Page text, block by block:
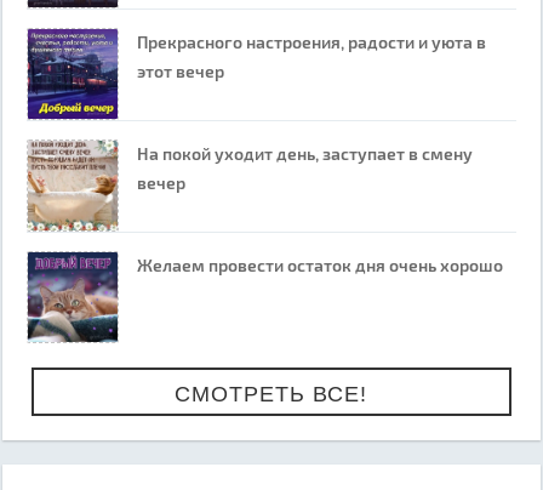
Прекрасного настроения, радости и уюта в
этот вечер
На покой уходит день, заступает в смену
вечер
Желаем провести остаток дня очень хорошо
СМОТРЕТЬ ВСЕ!